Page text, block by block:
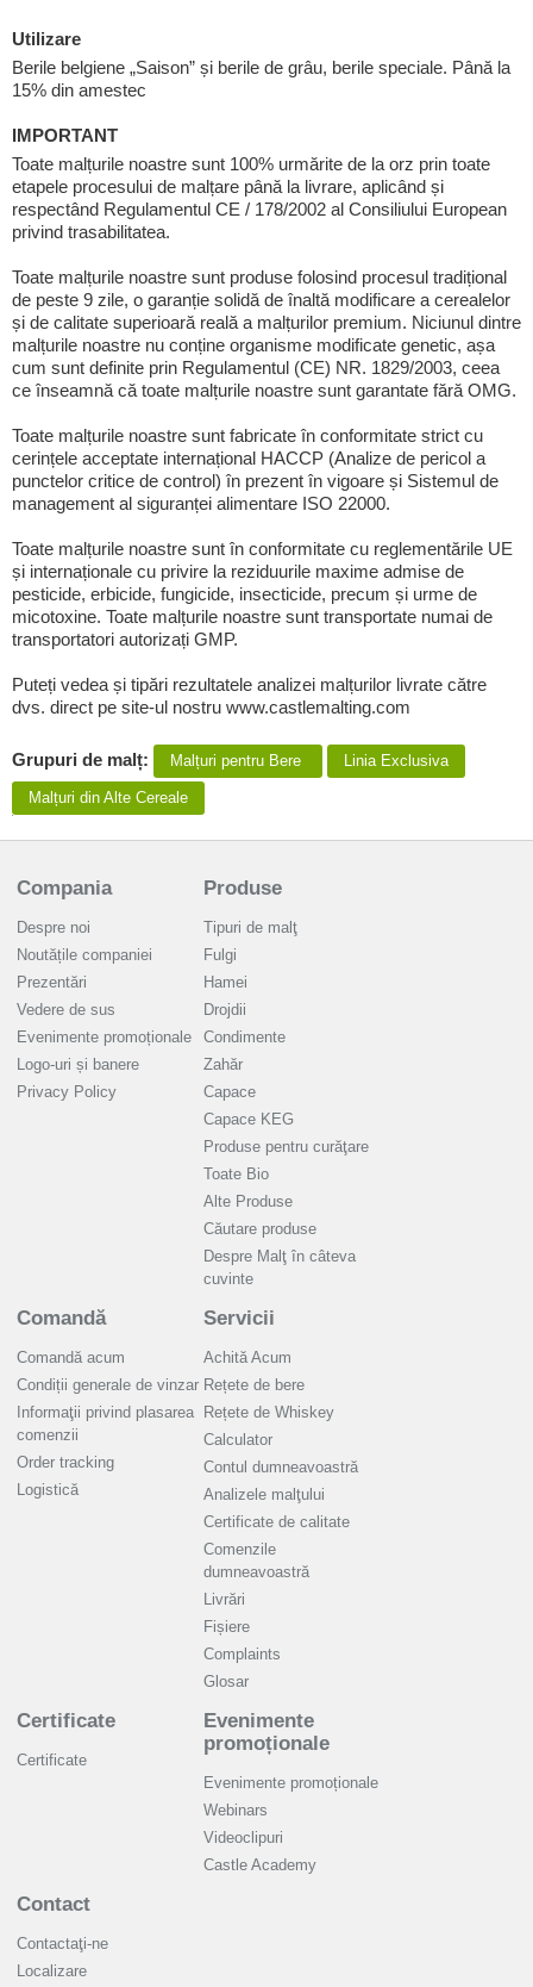
Utilizare
Berile belgiene „Saison” și berile de grâu, berile speciale. Până la
15% din amestec
IMPORTANT
Toate malțurile noastre sunt 100% urmărite de la orz prin toate
etapele procesului de malțare până la livrare, aplicând și
respectând Regulamentul CE / 178/2002 al Consiliului European
privind trasabilitatea.
Toate malțurile noastre sunt produse folosind procesul tradițional
de peste 9 zile, o garanție solidă de înaltă modificare a cerealelor
și de calitate superioară reală a malțurilor premium. Niciunul dintre
malțurile noastre nu conține organisme modificate genetic, așa
cum sunt definite prin Regulamentul (CE) NR. 1829/2003, ceea
ce înseamnă că toate malțurile noastre sunt garantate fără OMG.
Toate malțurile noastre sunt fabricate în conformitate strict cu
cerințele acceptate internațional HACCP (Analize de pericol a
punctelor critice de control) în prezent în vigoare și Sistemul de
management al siguranței alimentare ISO 22000.
Toate malțurile noastre sunt în conformitate cu reglementările UE
și internaționale cu privire la reziduurile maxime admise de
pesticide, erbicide, fungicide, insecticide, precum și urme de
micotoxine. Toate malțurile noastre sunt transportate numai de
transportatori autorizați GMP.
Puteți vedea și tipări rezultatele analizei malțurilor livrate către
dvs. direct pe site-ul nostru www.castlemalting.com
Grupuri de malț: Malțuri pentru Bere Linia Exclusiva
Malțuri din Alte Cereale
Compania
Despre noi
Noutățile companiei
Prezentări
Vedere de sus
Evenimente promoționale
Logo-uri și banere
Privacy Policy
Produse
Tipuri de malţ
Fulgi
Hamei
Drojdii
Condimente
Zahăr
Capace
Capace KEG
Produse pentru curăţare
Toate Bio
Alte Produse
Căutare produse
Despre Malţ în câteva
cuvinte
Comandă
Comandă acum
Condiții generale de vinzar
Informaţii privind plasarea
comenzii
Order tracking
Logistică
Servicii
Achită Acum
Rețete de bere
Rețete de Whiskey
Calculator
Contul dumneavoastră
Analizele malţului
Certificate de calitate
Comenzile
dumneavoastră
Livrări
Fișiere
Complaints
Glosar
Certificate
Certificate
Evenimente
promoționale
Evenimente promoționale
Webinars
Videoclipuri
Castle Academy
Contact
Contactaţi-ne
Localizare